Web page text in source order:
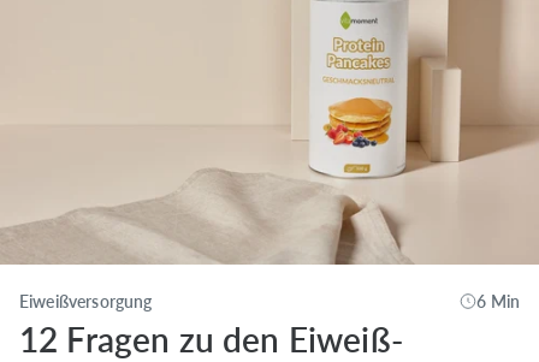
Eiweißversorgung 6 Min
12 Fragen zu den Eiweiß-